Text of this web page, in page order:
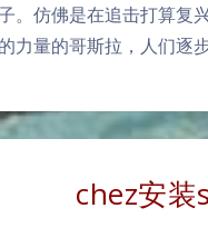
。仿佛是在追击打算
量的哥斯拉，人们逐
chez安